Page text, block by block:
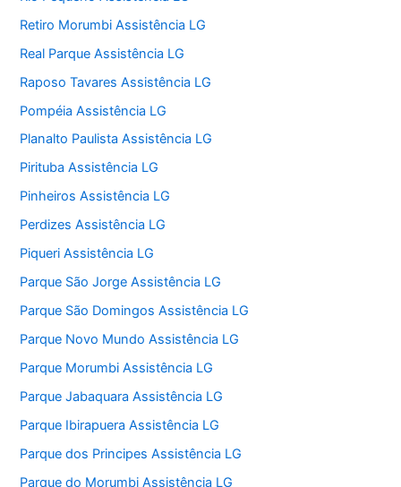
Retiro Morumbi Assistência LG
Real Parque Assistência LG
Raposo Tavares Assistência LG
Pompéia Assistência LG
Planalto Paulista Assistência LG
Pirituba Assistência LG
Pinheiros Assistência LG
Perdizes Assistência LG
Piqueri Assistência LG
Parque São Jorge Assistência LG
Parque São Domingos Assistência LG
Parque Novo Mundo Assistência LG
Parque Morumbi Assistência LG
Parque Jabaquara Assistência LG
Parque Ibirapuera Assistência LG
Parque dos Principes Assistência LG
Parque do Morumbi Assistência LG